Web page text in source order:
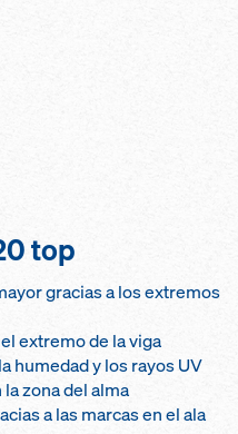
top
gracias a los extremos
extremo de la viga
humedad y los rayos UV
zona del alma
a las marcas en el ala